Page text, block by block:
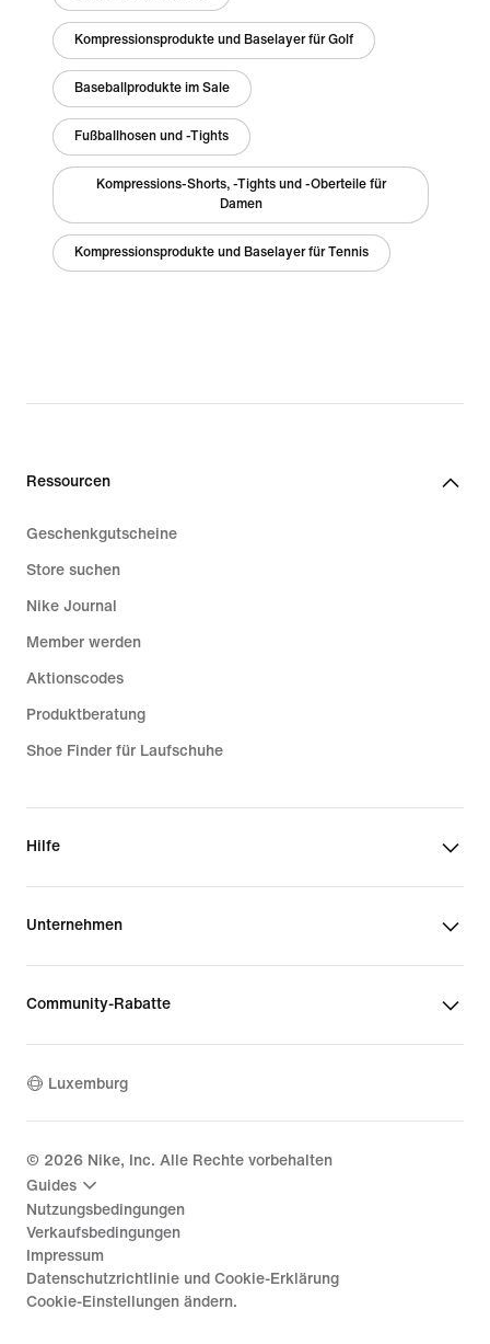
Kompressionsprodukte und Baselayer für Golf
Baseballprodukte im Sale
Fußballhosen und -Tights
Kompressions-Shorts, -Tights und -Oberteile für
Damen
Kompressionsprodukte und Baselayer für Tennis
Ressourcen
Geschenkgutscheine
Store suchen
Nike Journal
Member werden
Aktionscodes
Produktberatung
Shoe Finder für Laufschuhe
Hilfe
Unternehmen
Community-Rabatte
Luxemburg
© 2026 Nike, Inc. Alle Rechte vorbehalten
Guides
Nutzungsbedingungen
Verkaufsbedingungen
Impressum
Datenschutzrichtlinie und Cookie-Erklärung
Cookie-Einstellungen ändern.